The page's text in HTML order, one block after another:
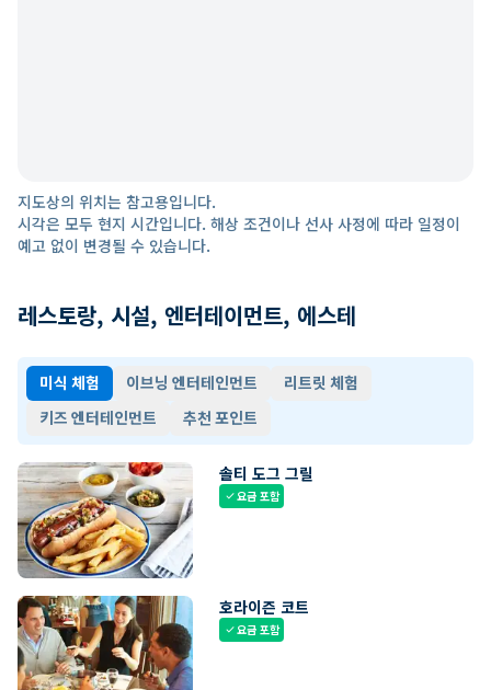
지도상의 위치는 참고용입니다.
시각은 모두 현지 시간입니다. 해상 조건이나 선사 사정에 따라 일정이
예고 없이 변경될 수 있습니다.
레스토랑, 시설, 엔터테이먼트, 에스테
미식 체험 이브닝 엔터테인먼트
리트릿 체험
키즈 엔터테인먼트
추천 포인트
솔티 도그 그릴
check요금 포함
호라이즌 코트
check요금 포함